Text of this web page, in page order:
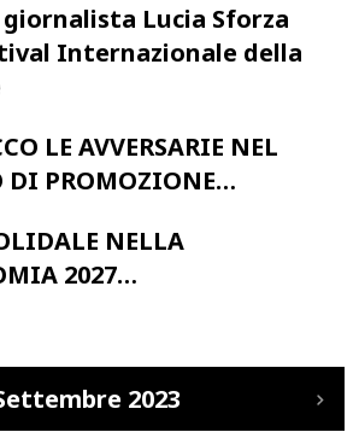
Lucia Sforza
Internazionale della
LE AVVERSARIE NEL
DI PROMOZIONE…
NELLA
2027…
2023